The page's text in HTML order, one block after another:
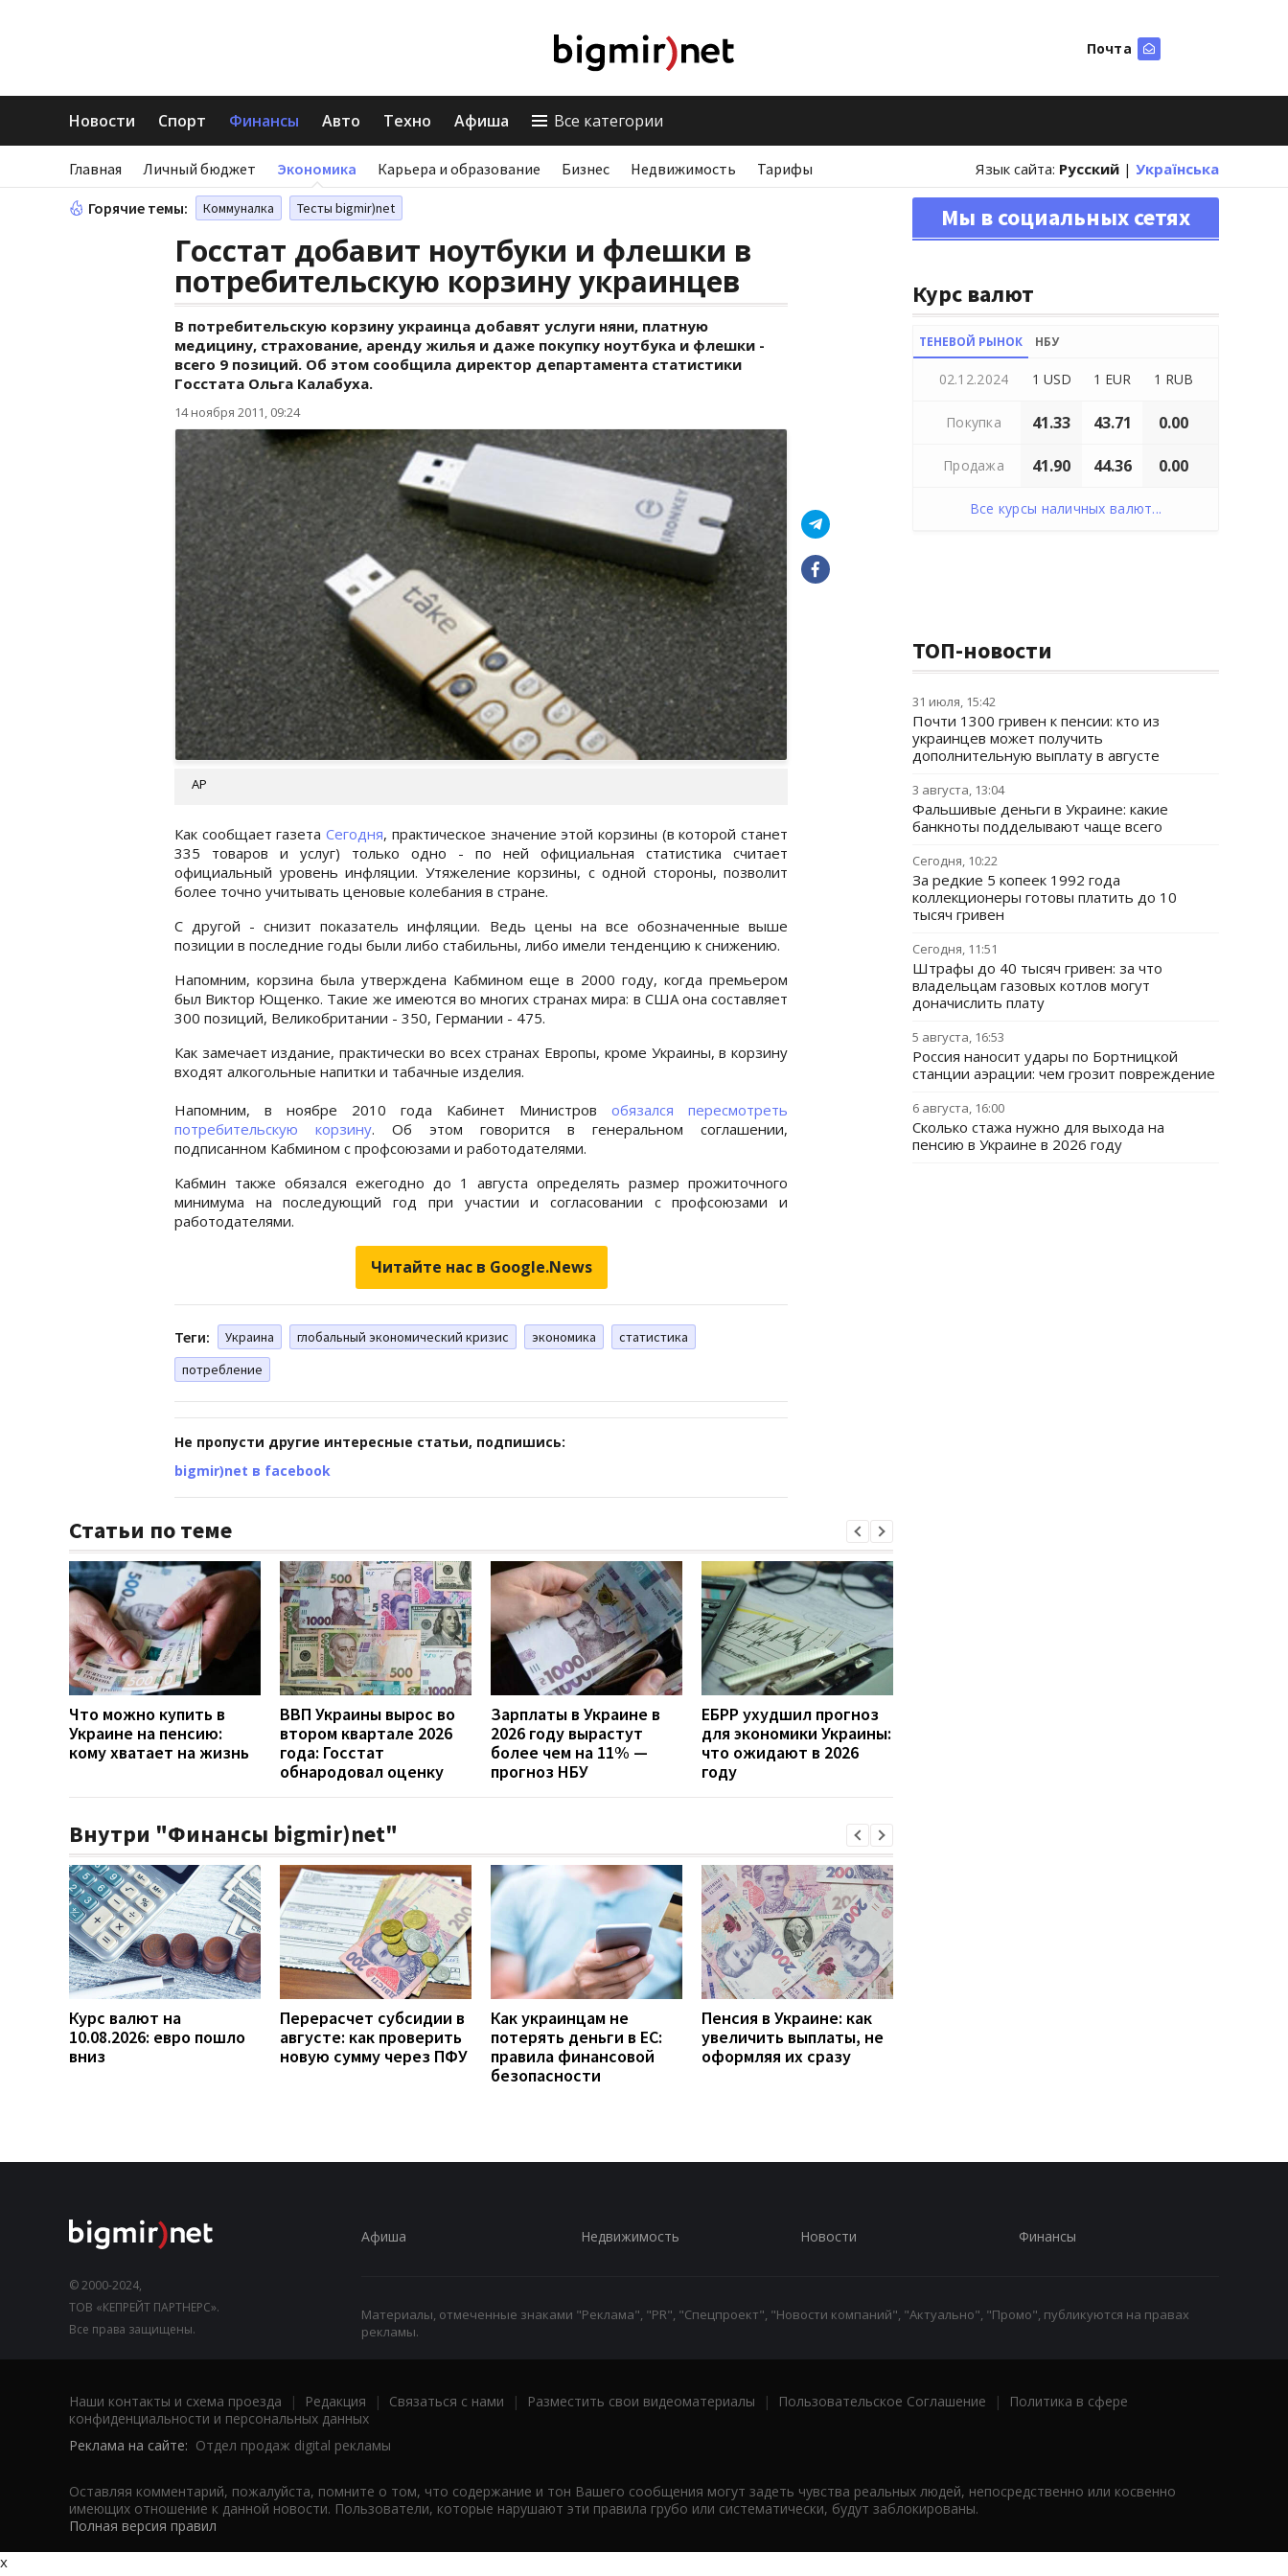
Почта
Новости Спорт Финансы Авто Техно Афиша Все категории
Главная Личный бюджет Экономика Карьера и образование Бизнес Недвижимость Тарифы Язык сайта: Русский | Українська
Горячие темы: Коммуналка Тесты bigmir)net
Госстат добавит ноутбуки и флешки в
потребительскую корзину украинцев
В потребительскую корзину украинца добавят услуги няни, платную
медицину, страхование, аренду жилья и даже покупку ноутбука и флешки -
всего 9 позиций. Об этом сообщила директор департамента статистики
Госстата Ольга Калабуха.
14 ноября 2011, 09:24
AP
Как сообщает газетаСегодня, практическое значение этой корзины (в которой станет
335 товаров и услуг) только одно - по ней официальная статистика считает
официальный уровень инфляции. Утяжеление корзины, с одной стороны, позволит
более точно учитывать ценовые колебания в стране.
С другой - снизит показатель инфляции. Ведь цены на все обозначенные выше
позиции в последние годы были либо стабильны, либо имели тенденцию к снижению.
Напомним, корзина была утверждена Кабмином еще в 2000 году, когда премьером
был Виктор Ющенко. Такие же имеются во многих странах мира: в США она составляет
300 позиций, Великобритании - 350, Германии - 475.
Как замечает издание, практически во всех странах Европы, кроме Украины, в корзину
входят алкогольные напитки и табачные изделия.
Напомним, в ноябре 2010 года Кабинет Министров обязался пересмотреть
потребительскую корзину. Об этом говорится в генеральном соглашении,
подписанном Кабмином с профсоюзами и работодателями.
Кабмин также обязался ежегодно до 1 августа определять размер прожиточного
минимума на последующий год при участии и согласовании с профсоюзами и
работодателями.
Читайте нас в Google.News
Теги: Украина глобальный экономический кризис экономика
статистика
потребление
Не пропусти другие интересные статьи, подпишись:
bigmir)net в facebook
Статьи по теме
Что можно купить в
Украине на пенсию:
кому хватает на жизнь
ВВП Украины вырос во
втором квартале 2026
года: Госстат
обнародовал оценку
Зарплаты в Украине в
2026 году вырастут
более чем на 11% —
прогноз НБУ
ЕБРР ухудшил прогноз
для экономики Украины:
что ожидают в 2026
году
Внутри "Финансы bigmir)net"
Курс валют на
10.08.2026: евро пошло
вниз
Перерасчет субсидии в
августе: как проверить
новую сумму через ПФУ
Как украинцам не
потерять деньги в ЕС:
правила финансовой
безопасности
Пенсия в Украине: как
увеличить выплаты, не
оформляя их сразу
Мы в социальных сетях
Курс валют
ТЕНЕВОЙ РЫНОК НБУ
02.12.2024 1 USD 1 EUR 1 RUB
Покупка 41.33 43.71 0.00
Продажа 41.90 44.36 0.00
Все курсы наличных валют...
ТОП-новости
31 июля, 15:42
Почти 1300 гривен к пенсии: кто из
украинцев может получить
дополнительную выплату в августе
3 августа, 13:04
Фальшивые деньги в Украине: какие
банкноты подделывают чаще всего
Сегодня, 10:22
За редкие 5 копеек 1992 года
коллекционеры готовы платить до 10
тысяч гривен
Сегодня, 11:51
Штрафы до 40 тысяч гривен: за что
владельцам газовых котлов могут
доначислить плату
5 августа, 16:53
Россия наносит удары по Бортницкой
станции аэрации: чем грозит повреждение
6 августа, 16:00
Сколько стажа нужно для выхода на
пенсию в Украине в 2026 году
© 2000-2024,
ТОВ «КЕПРЕЙТ ПАРТНЕРС».
Все права защищены.
Афиша Недвижимость Новости Финансы
Материалы, отмеченные знаками "Реклама", "PR", "Спецпроект", "Новости компаний", "Актуально", "Промо", публикуются на правах
рекламы.
Наши контакты и схема проезда | Редакция | Связаться с нами | Разместить свои видеоматериалы | Пользовательское Соглашение |
Политика в сфере
конфиденциальности и персональных данных
Реклама на сайте: Отдел продаж digital рекламы
Оставляя комментарий, пожалуйста, помните о том, что содержание и тон Вашего сообщения могут задеть чувства реальных людей, непосредственно или косвенно
имеющих отношение к данной новости. Пользователи, которые нарушают эти правила грубо или систематически, будут заблокированы.
Полная версия правил
x